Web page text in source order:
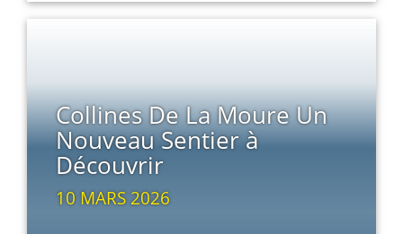
Collines De La Moure Un
Nouveau Sentier à
Découvrir
10 MARS 2026